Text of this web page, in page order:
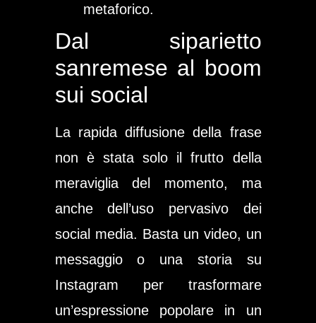
metaforico.
Dal siparietto
sanremese al boom
sui social
La rapida diffusione della frase
non è stata solo il frutto della
meraviglia del momento, ma
anche dell’uso pervasivo dei
social media. Basta un video, un
messaggio o una storia su
Instagram per trasformare
un’espressione popolare in un